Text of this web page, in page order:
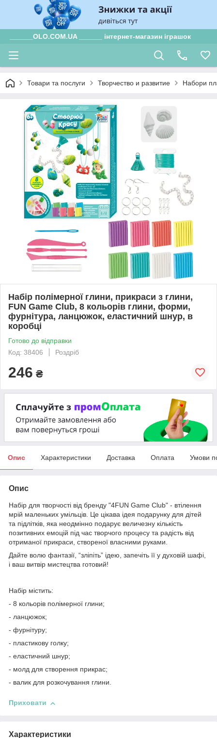
______OLO.COM.UA ______ інтернет-магазин іграшок
Товари та послуги Творчество и развитие Набори
Набір полімерної глини, прикраси з глини,
FUN Game Club, 8 кольорів глини, форми,
фурнітура, ланцюжок, еластичний шнур, в
коробці
Готово до відправки
Код: 38406
Роздріб
246 ₴
Опис Характеристики Доставка Оплата Умови
Опис
Набір для творчості від бренду "4FUN Game Club" - втілення
мрій маленьких умільців. Це цікава ідея подарунку для дітей
та підлітків, яка неодмінно подарує величезну кількість
позитивних емоцій під час творчого процесу та радість від
отриманої прикраси, створеної власними руками.
Дайте волю фантазії, “зліпіть” ідею, запечіть її у духовій шафі,
і ваш витвір мистецтва готовий!
Набір містить:
- 8 кольорів полімерної глини;
- ланцюжок;
- фурнітуру;
- пластикову голку;
- еластичний шнур;
- молд для створення прикрас;
- валик для розкочування глини.
Приховати
Характеристики